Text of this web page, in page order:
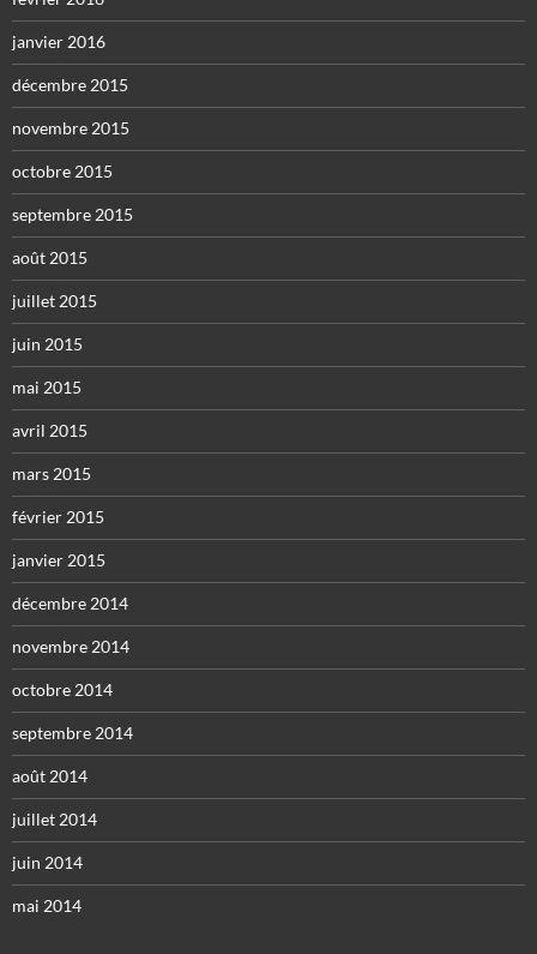
janvier 2016
décembre 2015
novembre 2015
octobre 2015
septembre 2015
août 2015
juillet 2015
juin 2015
mai 2015
avril 2015
mars 2015
février 2015
janvier 2015
décembre 2014
novembre 2014
octobre 2014
septembre 2014
août 2014
juillet 2014
juin 2014
mai 2014